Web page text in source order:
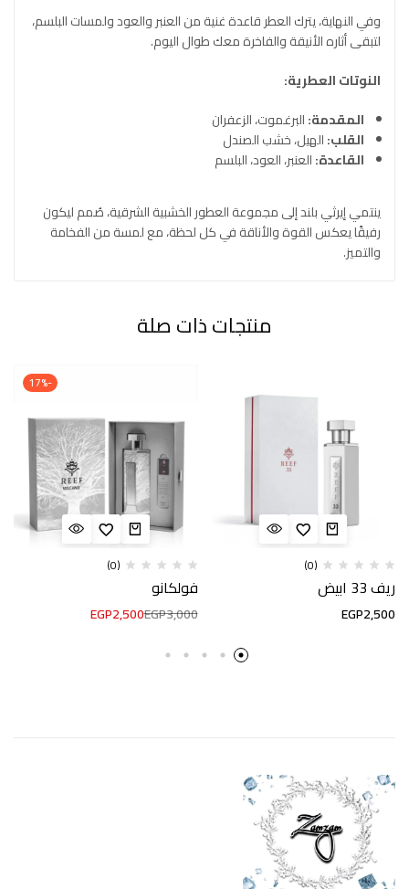
وفي النهاية، يترك العطر قاعدة غنية من العنبر والعود ولمسات البلسم،
لتبقى أثاره الأنيقة والفاخرة معك طوال اليوم.
النوتات العطرية:
المقدمة:البرغموت، الزعفران
القلب:الهيل، خشب الصندل
القاعدة:العنبر، العود، البلسم
ينتمي إيرثي بلند إلى مجموعة العطور الخشبية الشرقية، صُمم ليكون
رفيقًا يعكس القوة والأناقة في كل لحظة، مع لمسة من الفخامة
والتميز.
منتجات ذات صلة
(0)
ريف 33 ابيض
EGP2,500
-17%
(0)
فولكانو
EGP3,000
EGP2,500